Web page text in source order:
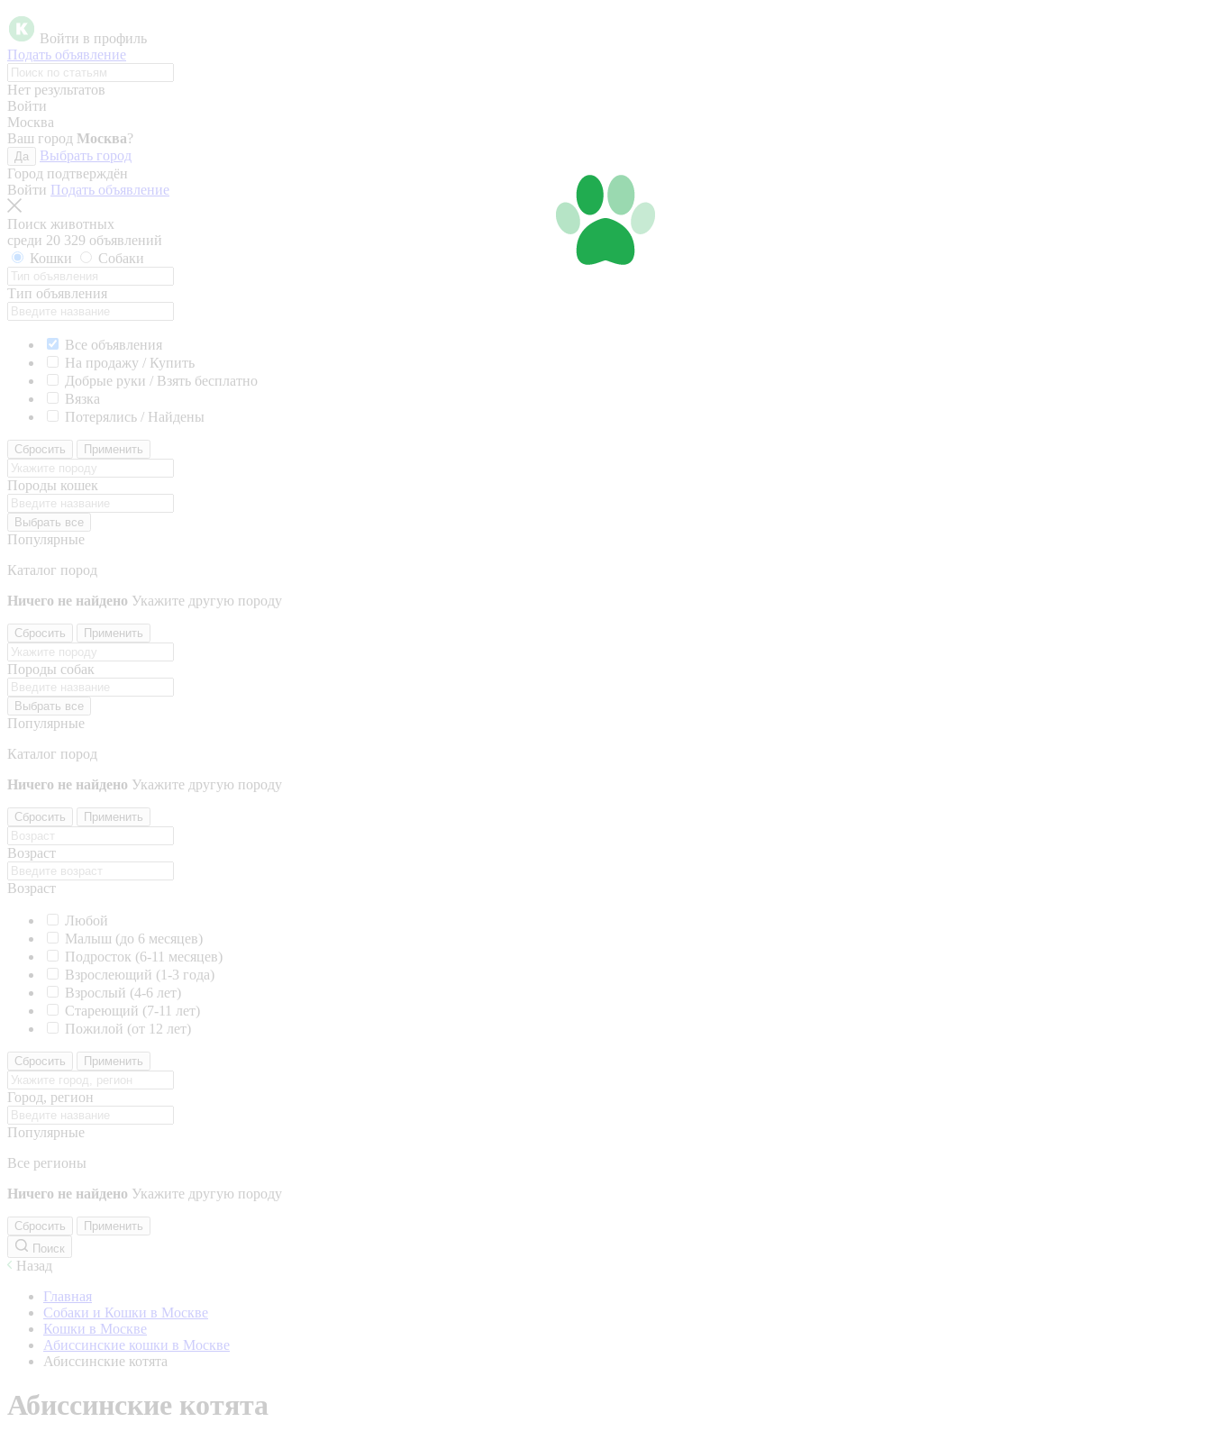
Войти в профиль
Подать объявление
Нет результатов
Войти
Москва
Ваш город Москва?
Да
Выбрать город
Город подтверждён
Войти Подать объявление
Поиск животных
среди 20 329 объявлений
Кошки
Собаки
Тип объявления
Все объявления
На продажу / Купить
Добрые руки / Взять бесплатно
Вязка
Потерялись / Найдены
Сбросить Применить
Породы кошек
Выбрать все
Популярные
Каталог пород
Ничего не найдено Укажите другую породу
Сбросить Применить
Породы собак
Выбрать все
Популярные
Каталог пород
Ничего не найдено Укажите другую породу
Сбросить Применить
Возраст
Возраст
Любой
Малыш (до 6 месяцев)
Подросток (6-11 месяцев)
Взрослеющий (1-3 года)
Взрослый (4-6 лет)
Стареющий (7-11 лет)
Пожилой (от 12 лет)
Сбросить Применить
Город, регион
Популярные
Все регионы
Ничего не найдено Укажите другую породу
Сбросить
Применить
Поиск
Назад
Главная
Собаки и Кошки в Москве
Кошки в Москве
Абиссинские кошки в Москве
Абиссинские котята
Абиссинские котята